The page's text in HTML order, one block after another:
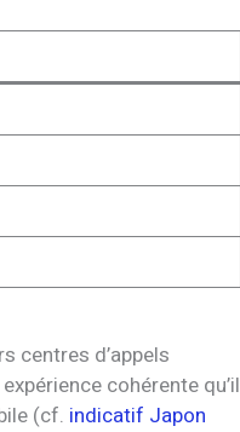
centres d’appels
cohérente qu’il
(cf. indicatif Japon